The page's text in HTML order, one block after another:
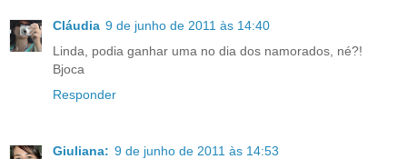
Cláudia 9 de junho de 2011 às 14:40
Linda, podia ganhar uma no dia dos namorados, né?!
Bjoca
Responder
Giuliana: 9 de junho de 2011 às 14:53